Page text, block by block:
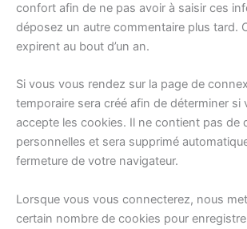
confort afin de ne pas avoir à saisir ces
déposez un autre commentaire plus tard.
expirent au bout d’un an.
Si vous vous rendez sur la page de
temporaire sera créé afin de déterminer si
accepte les cookies. Il ne contient pas de
personnelles et sera supprimé
fermeture de votre navigateur.
Lorsque vous vous connecterez, nous
certain nombre de cookies pour